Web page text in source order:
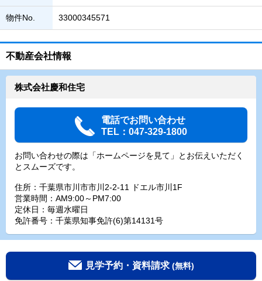
物件No. 33000345571
不動産会社情報
株式会社慶和住宅
電話でお問い合わせ
TEL：047-329-1800
お問い合わせの際は「ホームページを見て」とお伝えいただく
とスムーズです。
住所：千葉県市川市市川2-2-11 ドエル市川1F
営業時間：AM9:00～PM7:00
定休日：毎週水曜日
免許番号：千葉県知事免許(6)第14131号
見学予約・資料請求 (無料)